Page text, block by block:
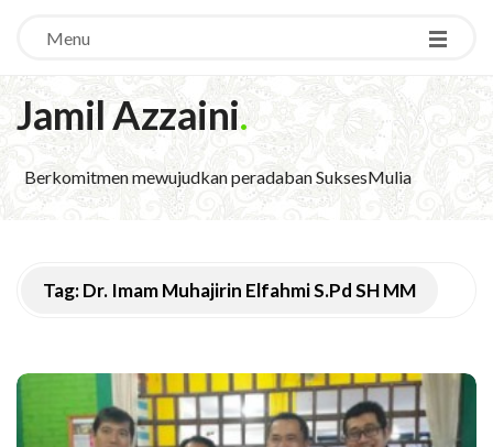
Menu
Jamil Azzaini.
Berkomitmen mewujudkan peradaban SuksesMulia
Tag:Dr. Imam Muhajirin Elfahmi S.Pd SH MM